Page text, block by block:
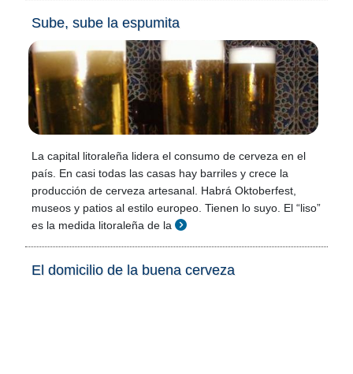
Sube, sube la espumita
La capital litoraleña lidera el consumo de cerveza en el
país. En casi todas las casas hay barriles y crece la
producción de cerveza artesanal. Habrá Oktoberfest,
museos y patios al estilo europeo. Tienen lo suyo. El “liso”
es la medida litoraleña de la
El domicilio de la buena cerveza